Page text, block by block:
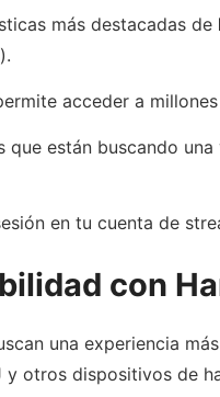
más destacadas de
acceder a
que están buscando
en tu cuenta de
con
una experiencia
otros dispositivos de